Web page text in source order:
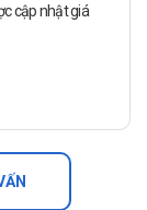
cập nhật giá